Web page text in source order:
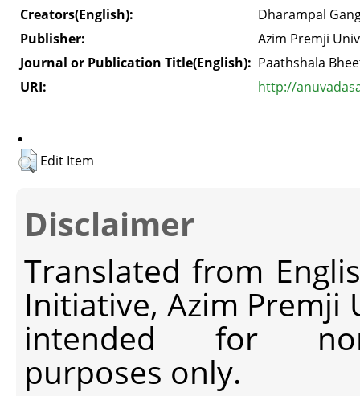
Creators(English):
Dharampal
Publisher:
Azim Premji
Journal or Publication Title(English): Paathshala
URI:
http://
.
Edit Item
Disclaimer
Translated from
Initiative, Azim Premji
intended for non-
purposes only.